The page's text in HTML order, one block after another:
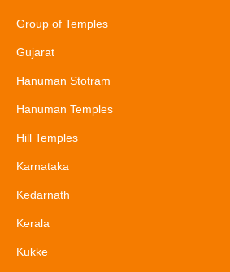
Group of Temples
Gujarat
Hanuman Stotram
Hanuman Temples
Hill Temples
Karnataka
Kedarnath
Kerala
Kukke